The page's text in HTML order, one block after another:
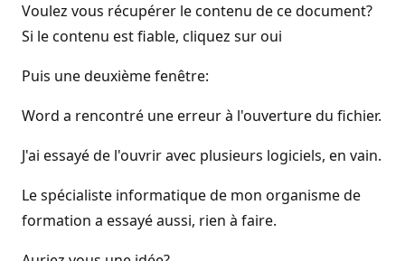
Voulez vous récupérer le contenu de ce document?
Si le contenu est fiable, cliquez sur oui
Puis une deuxième fenêtre:
Word a rencontré une erreur à l'ouverture du fichier.
J'ai essayé de l'ouvrir avec plusieurs logiciels, en vain.
Le spécialiste informatique de mon organisme de
formation a essayé aussi, rien à faire.